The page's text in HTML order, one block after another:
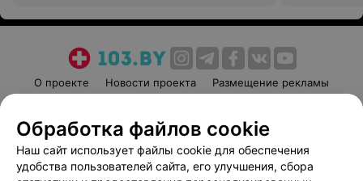
О проекте Новости проекта
Размещение рекламы
Пользовательское соглашение
Способы оплаты
Вакансии
Партнеры
Написать руководителю 103.by
Обработка файлов cookie
Наш сайт использует файлы cookie для обеспечения
удобства пользователей сайта, его улучшения, сбора